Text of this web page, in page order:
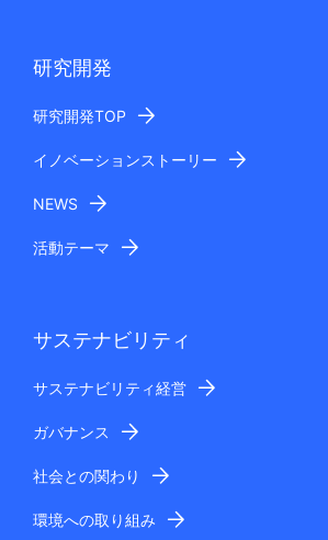
研究開発
研究開発TOP
イノベーションストーリー
NEWS
活動テーマ
サステナビリティ
サステナビリティ経営
ガバナンス
社会との関わり
環境への取り組み